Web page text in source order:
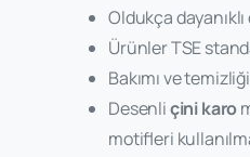
Oldukça
Ürünler TSE
Bakımı ve
Desenliçini karo
motifleri